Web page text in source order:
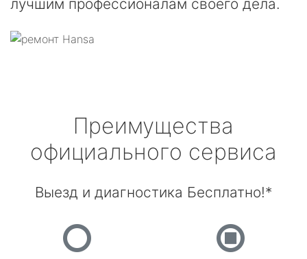
лучшим профессионалам своего дела.
Преимущества
официального сервиса
Выезд и диагностика Бесплатно!*